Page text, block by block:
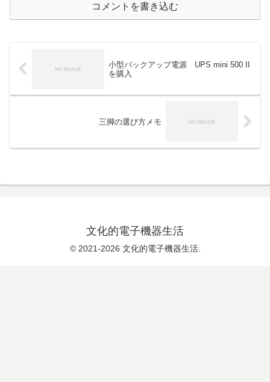
コメントを書き込む
小型バックアップ電源 UPS mini 500 II
を購入
三脚の選び方メモ
文化的電子機器生活
© 2021-2026 文化的電子機器生活.